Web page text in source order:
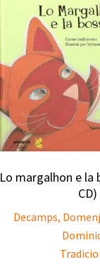
Lo margalhon e la
CD)
Decamps,